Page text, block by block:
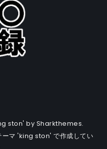
ston' by Sharkthemes.
マ 'king ston' で作成してい